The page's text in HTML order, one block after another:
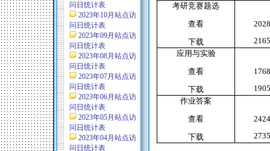
问日统计表
2023年10月站点访
问日统计表
2023年09月站点访
问日统计表
2023年08月站点访
问日统计表
2023年07月站点访
问日统计表
2023年06月站点访
问日统计表
2023年05月站点访
问日统计表
2023年04月站点访
问日统计表
考研竞赛题选
查看
下载
应用与实验
查看
下载
作业答案
查看
下载